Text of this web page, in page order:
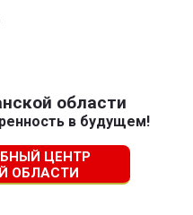
области
в будущем!
ЦЕНТР
ОБЛАСТИ